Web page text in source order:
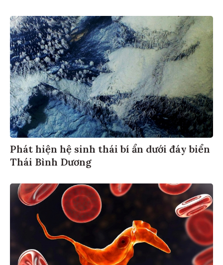
Phát hiện hệ sinh thái bí ẩn dưới đáy biển
Thái Bình Dương